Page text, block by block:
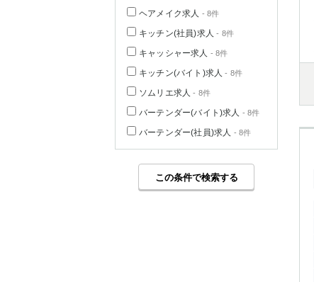
ヘアメイク求人 - 8件
キッチン(社員)求人 - 8件
キャッシャー求人 - 8件
キッチン(バイト)求人 - 8件
ソムリエ求人 - 8件
バーテンダー(バイト)求人 - 8件
バーテンダー(社員)求人 - 8件
この条件で検索する